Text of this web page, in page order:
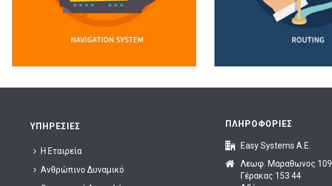
ΥΠΗΡΕΣΊΕΣ
Η Εταιρεία
Ανθρώπινο Δυναμικό
ΠΛΗΡΟΦΟΡΙΕΣ
Easy Systems A.E.
Λεωφ. Μαραθωνος 109
Γέρακας 153 44